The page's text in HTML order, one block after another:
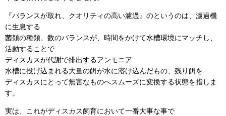
『バランスが取れ、クオリティの高い濾過』のというのは、濾過機
に生息する
菌類の種類、数のバランスが、時間をかけて水槽環境にマッチし、
活動することで
ディスカスが代謝で排出するアンモニア
水槽に投げ込まれる大量の餌が水に溶け込んだもの、残り餌を
ディスカスにとって無害なものへスムーズに変換する状態を指しま
す。
実は、これがディスカス飼育において一番大事な事で